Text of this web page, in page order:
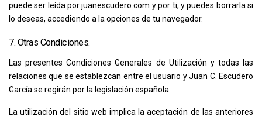
puede ser leída por juanescudero.com y por ti, y puedes borrarla si
lo deseas, accediendo a la opciones de tu navegador.
7. Otras Condiciones.
Las presentes Condiciones Generales de Utilización y todas las
relaciones que se establezcan entre el usuario yJuan C. Escudero
García se regirán por la legislación española.
La utilización del sitio web implica la aceptación de las anteriores